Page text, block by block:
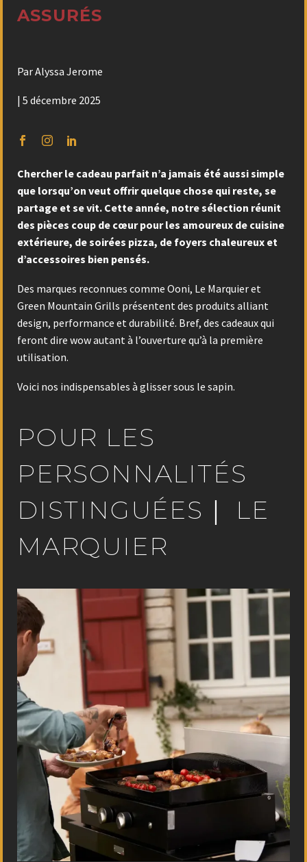
ASSURÉS
Par Alyssa Jerome
| 5 décembre 2025
Chercher le cadeau parfait n’a jamais été aussi simple
que lorsqu’on veut offrir quelque chose qui reste, se
partage et se vit. Cette année, notre sélection réunit
des pièces coup de cœur pour les amoureux de cuisine
extérieure, de soirées pizza, de foyers chaleureux et
d’accessoires bien pensés.
Des marques reconnues comme Ooni, Le Marquier et
Green Mountain Grills présentent des produits alliant
design, performance et durabilité. Bref, des cadeaux qui
feront dire wow autant à l’ouverture qu’à la première
utilisation.
Voici nos indispensables à glisser sous le sapin.
POUR LES
PERSONNALITÉS
DISTINGUÉES｜ LE
MARQUIER